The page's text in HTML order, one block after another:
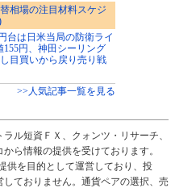
相場の注目材料スケジ
台は日米当局の防衛ライ
155円、神田シーリング
目買いから戻り売り戦
>>人気記事一覧を見る
ル短資ＦＸ、クォンツ・リサーチ、
ら情報の提供を受けております。
供を目的として運営しており、投
ておりません。通貨ペアの選択、売